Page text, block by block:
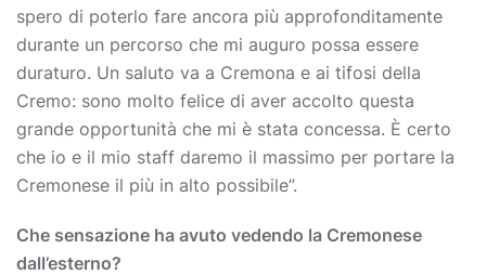
spero di poterlo fare ancora più approfonditamente
durante un percorso che mi auguro possa essere
duraturo. Un saluto va a Cremona e ai tifosi della
Cremo: sono molto felice di aver accolto questa
grande opportunità che mi è stata concessa. È certo
che io e il mio staff daremo il massimo per portare la
Cremonese il più in alto possibile”.
Che sensazione ha avuto vedendo la Cremonese
dall’esterno?